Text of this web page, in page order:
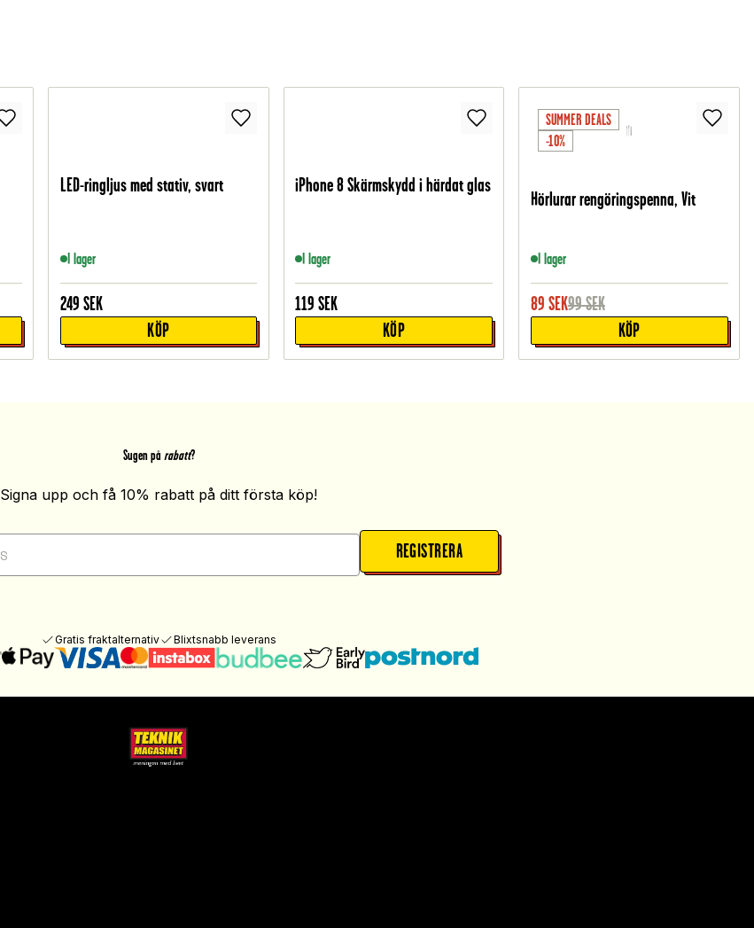
LED-ringljus med stativ, svart
I lager
249 SEK
KÖP
iPhone 8 Skärmskydd i härdat glas
I lager
119 SEK
KÖP
SUMMER DEALS
-10%
Hörlurar rengöringspenna, Vit
I lager
89 SEK99SEK
KÖP
Sugen på rabatt?
Signa upp och få 10% rabatt på ditt första köp!
REGISTRERA
Gratis fraktalternativ Blixtsnabb leverans